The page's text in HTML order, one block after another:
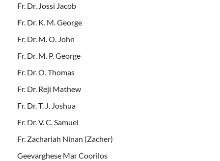
Fr. Dr. Jossi Jacob
Fr. Dr. K. M. George
Fr. Dr. M. O. John
Fr. Dr. M. P. George
Fr. Dr. O. Thomas
Fr. Dr. Reji Mathew
Fr. Dr. T. J. Joshua
Fr. Dr. V. C. Samuel
Fr. Zachariah Ninan (Zacher)
Geevarghese Mar Coorilos